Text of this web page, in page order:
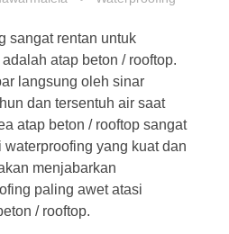
sangat rentan untuk
atap beton / rooftop.
langsung oleh sinar
dan tersentuh air saat
atap beton / rooftop sangat
yang kuat dan
menjabarkan
paling awet atasi
/ rooftop.